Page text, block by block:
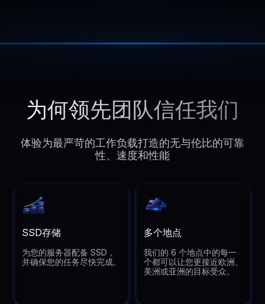
为何领先团队信任我们
体验为最严苛的工作负载打造的无与伦比的可靠
性、速度和性能
SSD存储
为您的服务器配备 SSD，
并确保您的任务尽快完成。
多个地点
我们的 6 个地点中的每一
个都可以让您更接近欧洲、
美洲或亚洲的目标受众。